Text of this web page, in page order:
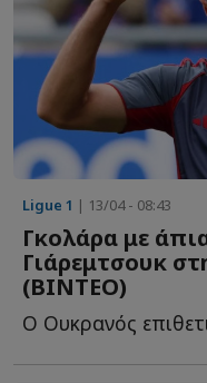
Ligue 1 | 13/04 - 08:43
Γκολάρα με
Γιάρεμτσουκ
(ΒΙΝΤΕΟ)